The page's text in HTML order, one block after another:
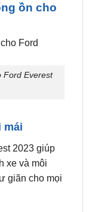
ồn cho
Ford Everest
mái
2023 giúp
xe và môi
giãn cho mọi